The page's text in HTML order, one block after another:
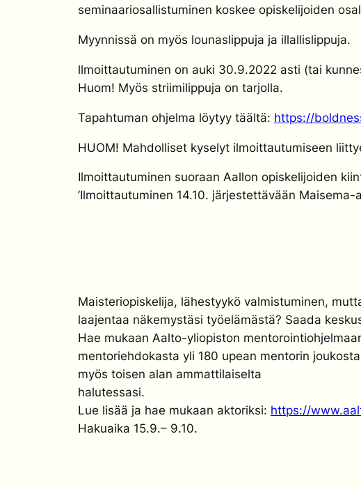
seminaariosallistuminen koskee opiskelijoiden
Myynnissä on myös lounaslippuja ja illallislippuja.
llmoittautuminen on auki 30.9.2022 asti (tai
Huom! Myös striimilippuja on tarjolla.
Tapahtuman ohjelma löytyy täältä: https://
HUOM! Mahdolliset kyselyt ilmoittautumiseen
Ilmoittautuminen suoraan Aallon opiskelijoiden
’Ilmoittautuminen 14.10. järjestettävään
Maisteriopiskelija, lähestyykö valmistuminen,
laajentaa näkemystäsi työelämästä? Saada
Hae mukaan Aalto-yliopiston
mentoriehdokasta yli 180 upean mentorin
myös toisen alan ammattilaiselta
halutessasi.
Lue lisää ja hae mukaan aktoriksi: https://
Hakuaika 15.9.– 9.10.